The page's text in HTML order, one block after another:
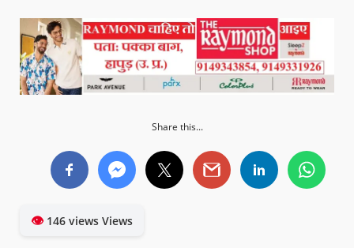
Share this...
👁146 views Views